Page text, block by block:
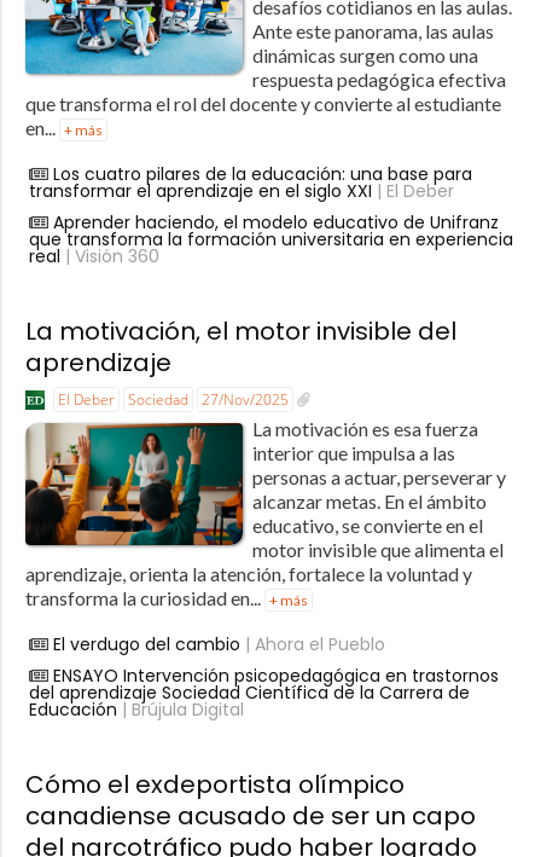
desafíos cotidianos en las aulas.
Ante este panorama, las aulas
dinámicas surgen como una
respuesta pedagógica efectiva
que transforma el rol del docente y convierte al estudiante
en... + más
Los cuatro pilares de la educación: una base para
transformar el aprendizaje en el siglo XXI | El Deber
Aprender haciendo, el modelo educativo de Unifranz
que transforma la formación universitaria en experiencia
real | Visión 360
La motivación, el motor invisible del
aprendizaje
El Deber Sociedad 27/Nov/2025
La motivación es esa fuerza
interior que impulsa a las
personas a actuar, perseverar y
alcanzar metas. En el ámbito
educativo, se convierte en el
motor invisible que alimenta el
aprendizaje, orienta la atención, fortalece la voluntad y
transforma la curiosidad en... + más
El verdugo del cambio | Ahora el Pueblo
ENSAYO Intervención psicopedagógica en trastornos
del aprendizaje Sociedad Científica de la Carrera de
Educación | Brújula Digital
Cómo el exdeportista olímpico
canadiense acusado de ser un capo
del narcotráfico pudo haber logrado